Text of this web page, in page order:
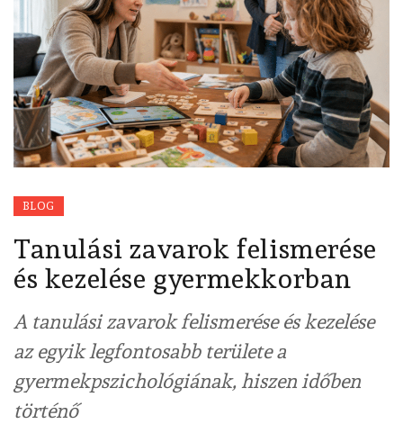
BLOG
Tanulási zavarok felismerése
és kezelése gyermekkorban
A tanulási zavarok felismerése és kezelése
az egyik legfontosabb területe a
gyermekpszichológiának, hiszen időben
történő